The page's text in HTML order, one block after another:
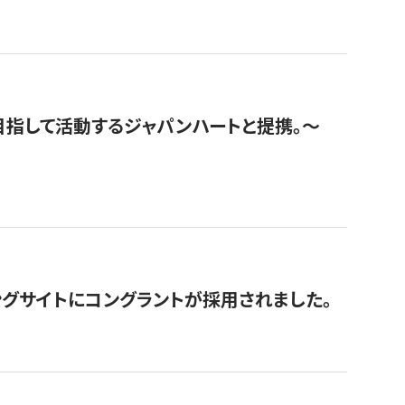
して活動するジャパンハートと提携。〜
イトにコングラントが採用されました。